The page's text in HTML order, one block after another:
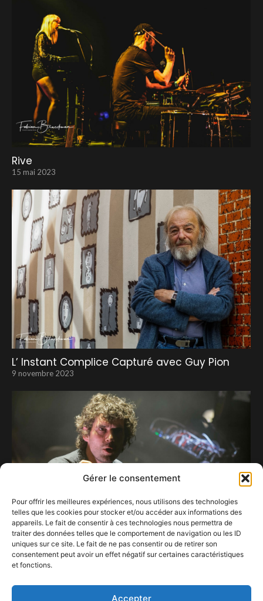
Gérer le consentement
Pour offrir les meilleures expériences, nous utilisons des technologies
telles que les cookies pour stocker et/ou accéder aux informations des
appareils. Le fait de consentir à ces technologies nous permettra de
traiter des données telles que le comportement de navigation ou les ID
uniques sur ce site. Le fait de ne pas consentir ou de retirer son
consentement peut avoir un effet négatif sur certaines caractéristiques
et fonctions.
Accepter
Rive
15 mai 2023
L’ Instant Complice Capturé avec Guy Pion
9 novembre 2023
Oiseaux-Tempête: Un projet musical en
29 avril 2023